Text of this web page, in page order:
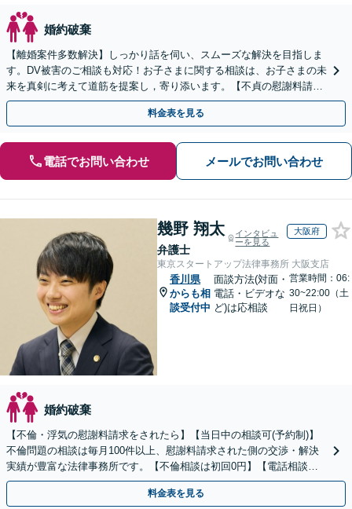
婚約破棄
【離婚案件多数解決】しっかり話を伺い、スムーズな解決を目指しま
す。DV被害のご相談も対応！お子さまに関する相談は、お子さまの未
来を真剣に考えて道筋を提案し，寄り添います。【不貞の慰謝料請
求】相手の動きを予測しながら最善の解決を模索します。
料金表を見る
電話でお問い合わせ メールでお問い合わせ
幾野 翔太
弁護士
インタビュ
ーを見る
大阪府
東京スタートアップ法律事務所 大阪支店
香川県
からも相
談受付中
面談方法(対面・
電話・ビデオな
ど)は応相談
営業時間：06:
30~22:00（土
日祝日）
婚約破棄
【不倫・浮気の慰謝料請求をされたら】【当日中の相談可(予約制)】
不倫問題の相談は毎月100件以上、慰謝料請求された側の交渉・解決
実績が豊富な法律事務所です。【不倫相談は初回0円】【電話相談で
ご契約まで対応可/来所不要】
料金表を見る